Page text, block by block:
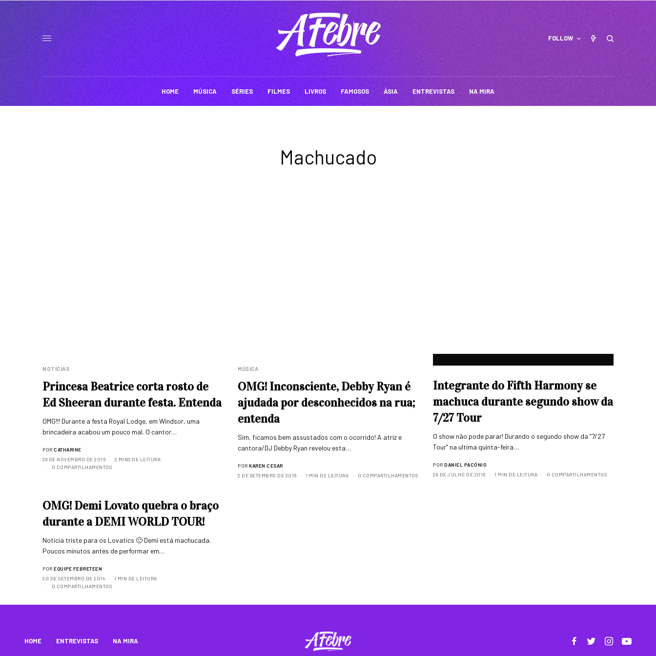
FOLLOW
HOME MÚSICA SÉRIES FILMES LIVROS FAMOSOS ÁSIA ENTREVISTAS NA MIRA
Machucado
NOTÍCIAS
Princesa Beatrice corta rosto de
Ed Sheeran durante festa. Entenda
OMG!!! Durante a festa Royal Lodge, em Windsor, uma
brincadeira acabou um pouco mal. O cantor…
POR CATHARINE
28 DE NOVEMBRO DE 2016
2 MINS DE LEITURA
0 COMPARTILHAMENTOS
MÚSICA
OMG! Inconsciente, Debby Ryan é
ajudada por desconhecidos na rua;
entenda
Sim, ficamos bem assustados com o ocorrido! A atriz e
cantora/DJ Debby Ryan revelou esta…
POR KAREN CESAR
2 DE SETEMBRO DE 2016
1 MIN DE LEITURA 0 COMPARTILHAMENTOS
Integrante do Fifth Harmony se
machuca durante segundo show da
7/27 Tour
O show não pode parar! Durando o segundo show da “7/27
Tour” na ultima quinta-feira…
POR DANIEL PACÔNIO
29 DE JULHO DE 2016
1 MIN DE LEITURA 0 COMPARTILHAMENTOS
OMG! Demi Lovato quebra o braço
durante a DEMI WORLD TOUR!
Notícia triste para os Lovatics 🙁 Demi está machucada.
Poucos minutos antes de performar em…
POR EQUIPE FEBRETEEN
20 DE SETEMBRO DE 2014
1 MIN DE LEITURA
0 COMPARTILHAMENTOS
HOME ENTREVISTAS NA MIRA